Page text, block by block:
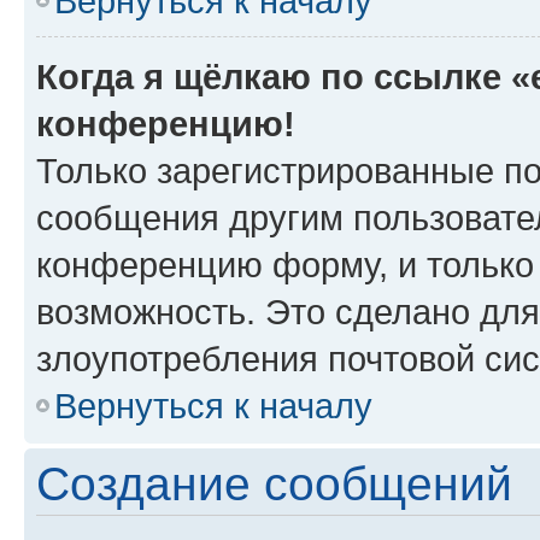
Когда я щёлкаю по ссылке
конференцию!
Только зарегистрированные
сообщения другим
конференцию форму, и
возможность. Это сделано
злоупотребления почтовой
Вернуться к началу
Создание сообщений